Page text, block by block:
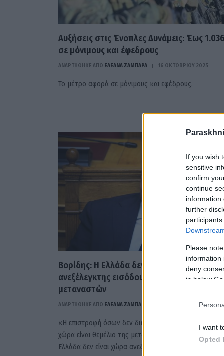
If you wish
sensitive
confirm
continue
information
further
Please
information
deny
in below
I want
Opted
Αυξήσεις στις Ένοπλες Δυνάμεις: Έως
σε μόνιμους και έφεδρους
ΑΝΑΡΤΗΘΗΚΕ ΑΠΟ ΕΛΕΑΝΑ ΖΑΜΠΑΡΑ 16 ΟΚΤΩΒΡΊΟΥ 2025
Το μέτρο αφορά σε μόνιμους και εφέδρους.
Βορίδης: Η Ελλάδα δεν είναι χώρα
ανεξέλεγκτης εισόδου και παραμονής
μεταναστών
ΑΝΑΡΤΗΘΗΚΕ ΑΠΟ ΕΛΕΑΝΑ ΖΑΜΠΑΡΑ 15 ΑΠΡΙΛΊΟΥ 2025
«Η επιστροφή όσων δεν δικαιούνται να βρίσκονται
χώρα είναι θεμέλιο της μεταναστευτικής πολιτικής. Η
Ελλάδα δεν είναι χώρα ανεξέλεγκτης…